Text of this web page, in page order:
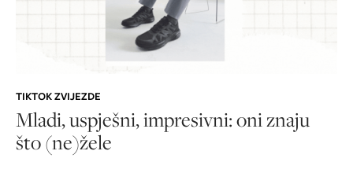
TIKTOK ZVIJEZDE
Mladi, uspješni, impresivni: oni znaju
što (ne)žele